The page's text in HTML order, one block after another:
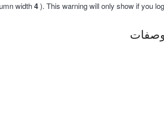
width4). This warning will only show if you